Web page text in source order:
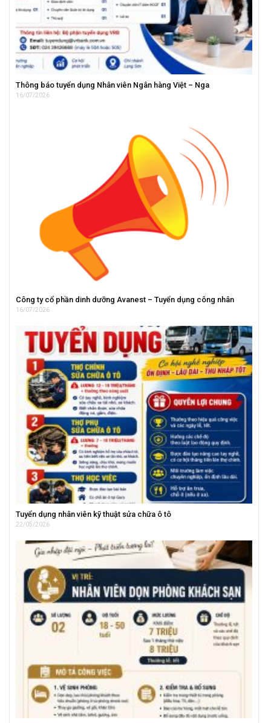
Thông báo tuyển dụng Nhân viên Ngân hàng Việt – Nga
16/07/2026
Công ty cổ phần dinh dưỡng Avanest – Tuyển dụng công nhân
16/07/2026
Tuyển dụng nhân viên kỹ thuật sửa chữa ô tô
22/05/2026